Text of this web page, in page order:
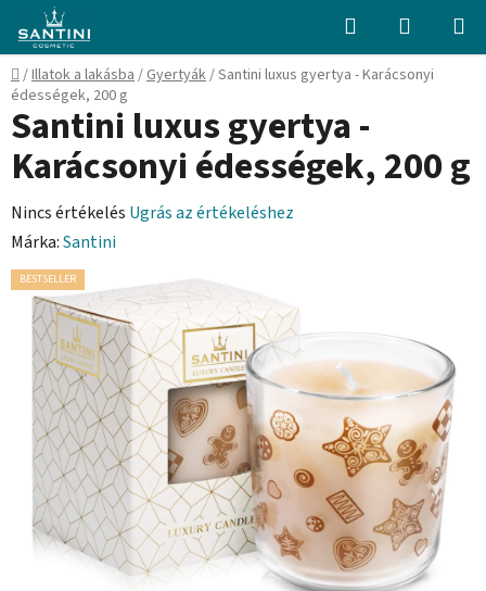
fő
tartalomhoz
Keresés KOSÁR
Kezdőlap
/Illatok a lakásba/Gyertyák/Santini luxus gyertya - Karácsonyi
édességek, 200 g
Santini luxus gyertya -
Karácsonyi édességek, 200 g
A
termék
átlagos
értékelése
ből
csillag.
Nincs értékelés Ugrás az értékeléshez
Márka:Santini
BESTSELLER